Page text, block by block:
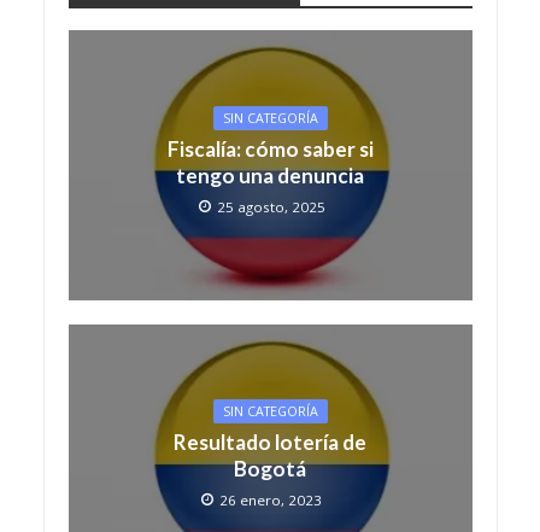
SIN CATEGORÍA
Fiscalía: cómo saber si
tengo una denuncia
25 agosto, 2025
SIN CATEGORÍA
Resultado lotería de
Bogotá
26 enero, 2023